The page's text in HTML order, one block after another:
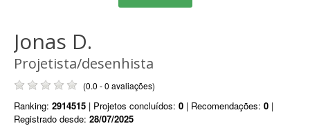
Jonas D.
Projetista/desenhista
(0.0 - 0 avaliações)
Ranking: 2914515 | Projetos concluídos: 0 | Recomendações: 0 |
Registrado desde: 28/07/2025